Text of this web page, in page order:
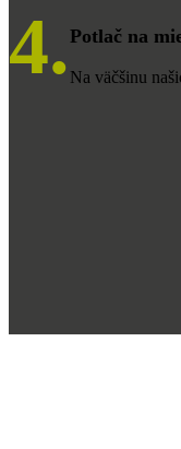
4.Potlač na
Na väčšinu